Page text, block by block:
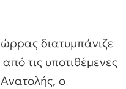
διατυμπάνιζε
τις υποτιθέμενες
ο